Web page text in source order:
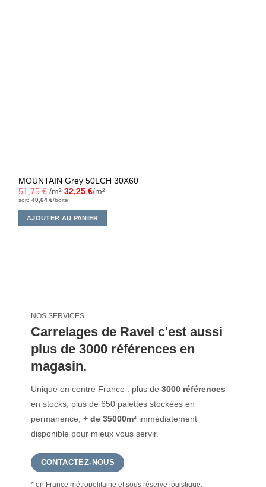
MOUNTAIN Grey 50LCH 30X60
51,75€ /m² 32,25€/m²
soit:40,64€/boite
AJOUTER AU PANIER
NOS SERVICES
Carrelages de Ravel c'est aussi
plus de 3000 références en
magasin.
Unique en centre France : plus de3000 références
en stocks, plus de 650 palettes stockées en
permanence,+ de 35000m² immédiatement
disponible pour mieux vous servir.
CONTACTEZ-NOUS
* en France métropolitaine et sous réserve logistique.